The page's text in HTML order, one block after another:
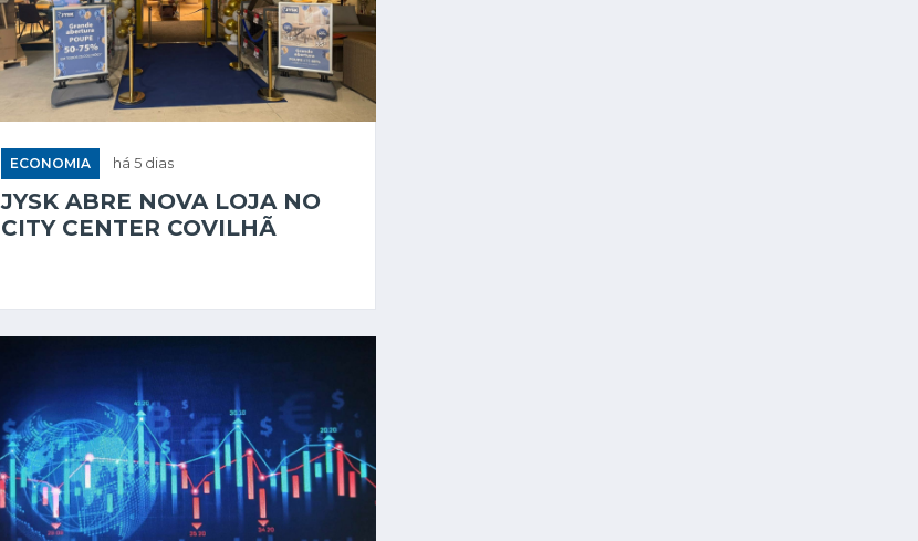
ECONOMIA há 5 dias
JYSK ABRE NOVA LOJA NO
CITY CENTER COVILHÃ